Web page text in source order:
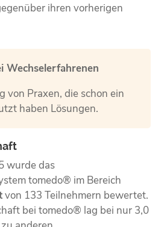
ihren vorherigen
Wechselerfahrenen
von Praxen, die schon ein
haben Lösungen.
wurde das
tomedo® im Bereich
von 133 Teilnehmern bewertet.
bei tomedo® lag bei nur 3,0